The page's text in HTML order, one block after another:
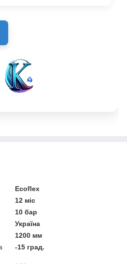
Ecoflex
12 міс
10 бар
Україна
1200 мм
-15 град.